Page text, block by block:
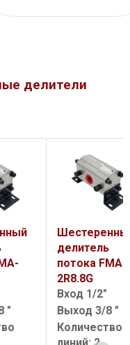
делители
"
делитель
потока FMA-
3R2.1G
Вход 1/2"
Выход 3/8 "
Количество